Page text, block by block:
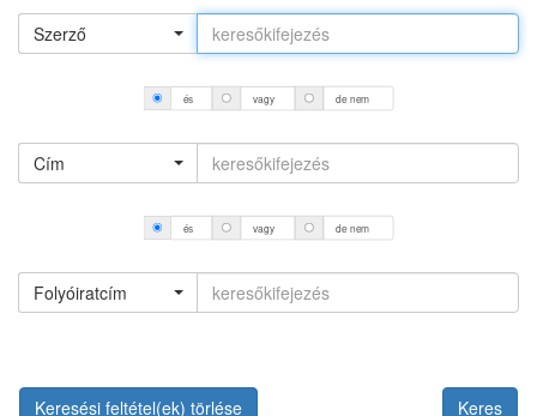
Szerző
és vagy de nem
Cím
és vagy de nem
Folyóiratcím
Keresési feltétel(ek) törlése